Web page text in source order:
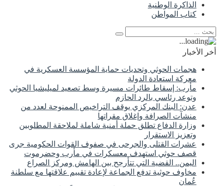
الذاكرة الوطنية
كتاب المواطن
أخر الأخبار
هجمات الحوثي وتحديات حماية المؤسسة العسكرية في
معركة استعادة الدولة
مأرب: إسقاط طائرات مسيرة وسط تصعيد لميليشيا الحوثي
وتوعد رئاسي بالرد الحازم
عدن: البنك المركزي يوقف التراخيص الممنوحة لعدد من
منشآت الصرافة وإغلاق مقراتها
وزارة الدفاع تطلق حملة أمنية شاملة لملاحقة المطلوبين
وتعزيز الاستقرار
عشرات القتلى والجرحى في صفوف القوات الحكومية جرى
قصف حوثي استهدف معسكرات في مأرب وحضرموت
اليمن.. القضية التي تتأرجح بين الهامش ومركز الصراع
مخاوف حوثية تدفع الجماعة لإعادة تقييم علاقتها مع سلطنة
عُمان